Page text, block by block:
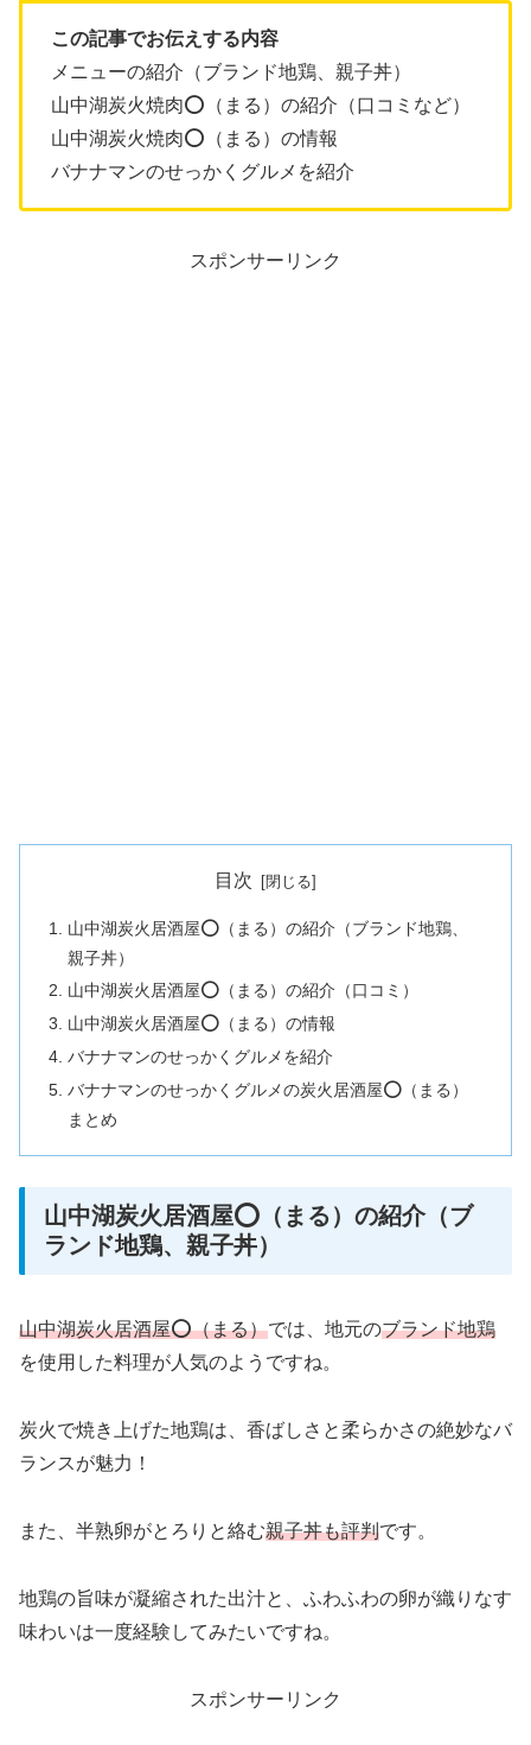
この記事でお伝えする内容
メニューの紹介（ブランド地鶏、親子丼）
山中湖炭火焼肉⭕️（まる）の紹介（口コミなど）
山中湖炭火焼肉⭕️（まる）の情報
バナナマンのせっかくグルメを紹介
スポンサーリンク
目次
山中湖炭火居酒屋⭕️（まる）の紹介（ブランド地鶏、
親子丼）
山中湖炭火居酒屋⭕️（まる）の紹介（口コミ）
山中湖炭火居酒屋⭕️（まる）の情報
バナナマンのせっかくグルメを紹介
バナナマンのせっかくグルメの炭火居酒屋⭕️（まる）
まとめ
山中湖炭火居酒屋⭕️（まる）の紹介（ブ
ランド地鶏、親子丼）
山中湖炭火居酒屋⭕️（まる）では、地元のブランド地鶏
を使用した料理が人気のようですね。
炭火で焼き上げた地鶏は、香ばしさと柔らかさの絶妙なバ
ランスが魅力！
また、半熟卵がとろりと絡む親子丼も評判です。
地鶏の旨味が凝縮された出汁と、ふわふわの卵が織りなす
味わいは一度経験してみたいですね。
スポンサーリンク